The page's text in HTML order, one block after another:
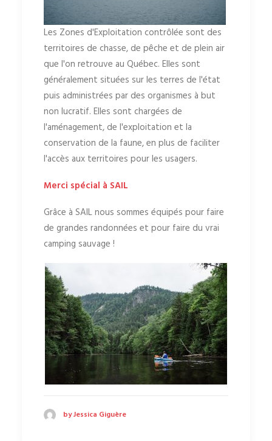
Les Zones d'Exploitation contrôlée sont des
territoires de chasse, de pêche et de plein air
que l'on retrouve au Québec. Elles sont
généralement situées sur les terres de l'état
puis administrées par des organismes à but
non lucratif. Elles sont chargées de
l'aménagement, de l'exploitation et la
conservation de la faune, en plus de faciliter
l'accès aux territoires pour les usagers.
Merci spécial à SAIL
Grâce à SAIL nous sommes équipés pour faire
de grandes randonnées et pour faire du vrai
camping sauvage !
by Jessica Giguère